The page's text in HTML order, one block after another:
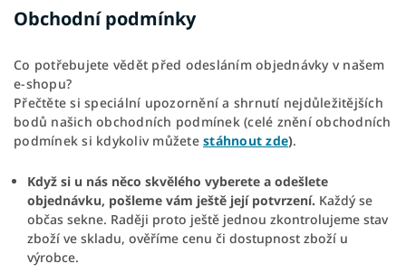
Obchodní podmínky
Co potřebujete vědět před odesláním objednávky v našem
e-shopu?
Přečtěte si speciální upozornění a shrnutí nejdůležitějších
bodů našich obchodních podmínek (celé znění obchodních
podmínek si kdykoliv můžete stáhnout zde).
Když si u nás něco skvělého vyberete a odešlete
objednávku, pošleme vám ještě její potvrzení. Každý se
občas sekne. Raději proto ještě jednou zkontrolujeme stav
zboží ve skladu, ověříme cenu či dostupnost zboží u
výrobce.